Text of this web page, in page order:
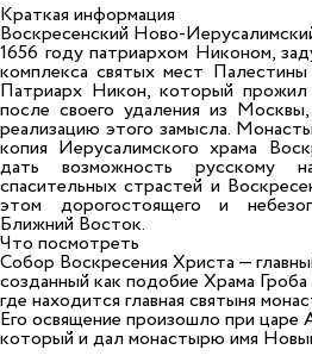
Краткая информация
Воскресенский Ново-
1656 году патриархом Никоном,
комплекса святых мест
Патриарх Никон, который
после своего удаления из
реализацию этого замысла.
копия Иерусалимского храма
дать возможность русскому
спасительных страстей и
этом дорогостоящего и
Ближний Восток.
Что посмотреть
Собор Воскресения Христа —
созданный как подобие Храма
где находится главная святыня
Его освящение произошло при царе
который и дал монастырю имя